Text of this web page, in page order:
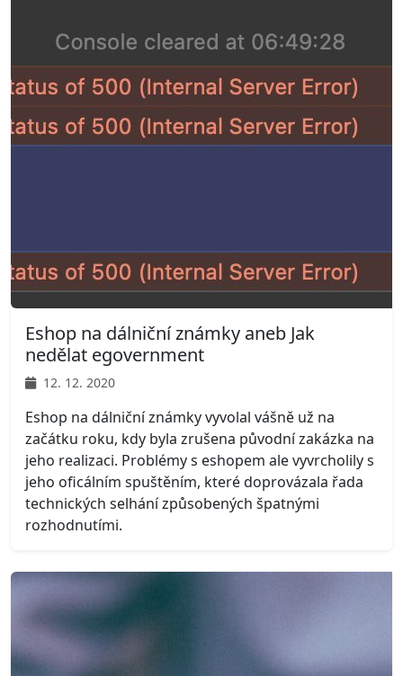
Eshop na dálniční známky aneb Jak
nedělat egovernment
12. 12. 2020
Eshop na dálniční známky vyvolal vášně už na
začátku roku, kdy byla zrušena původní zakázka na
jeho realizaci. Problémy s eshopem ale vyvrcholily s
jeho oficálním spuštěním, které doprovázala řada
technických selhání způsobených špatnými
rozhodnutími.